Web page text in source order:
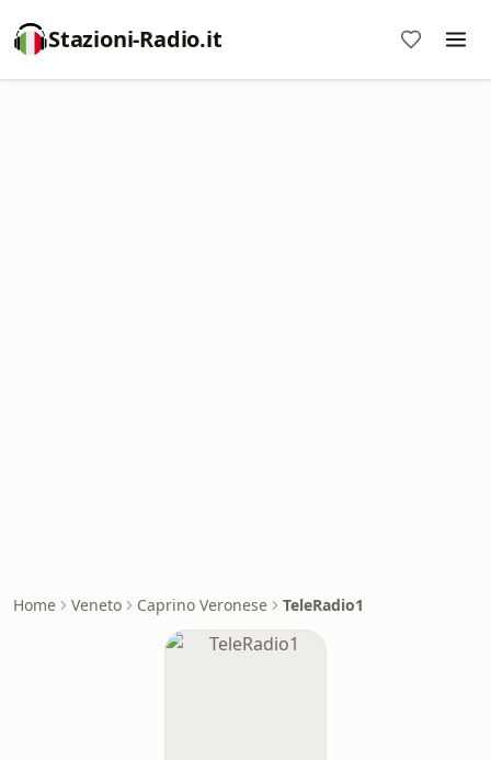
Stazioni-Radio.it
Home Veneto Caprino Veronese TeleRadio1